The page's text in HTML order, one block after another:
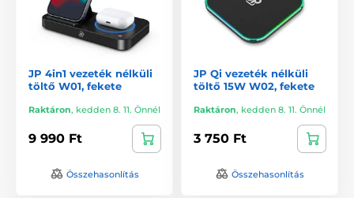
JP 4in1 vezeték nélküli
töltő W01, fekete
Raktáron, kedden 8. 11. Önnél
9 990 Ft
Összehasonlítás
JP Qi vezeték nélküli
töltő 15W W02, fekete
Raktáron, kedden 8. 11. Önnél
3 750 Ft
Összehasonlítás